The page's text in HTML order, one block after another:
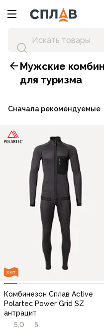
Мужские
для туризма
Сначала рекомендуемые
ХИТ
Комбинезон Сплав Active
Polartec Power Grid SZ
антрацит
5,0
5